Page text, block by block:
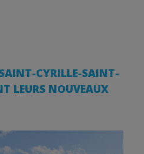
CYRILLE-SAINT-
LEURS NOUVEAUX